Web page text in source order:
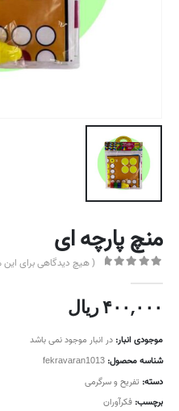
منچ پارچه ای
( هیچ دیدگاهی برای
۴۰۰,۰۰۰ریال
موجودی انبار: در انبار موجود نمی باشد
شناسه محصول: fekravaran1013
دسته: تفریح و سرگرمی
برچسب: فکرآوران